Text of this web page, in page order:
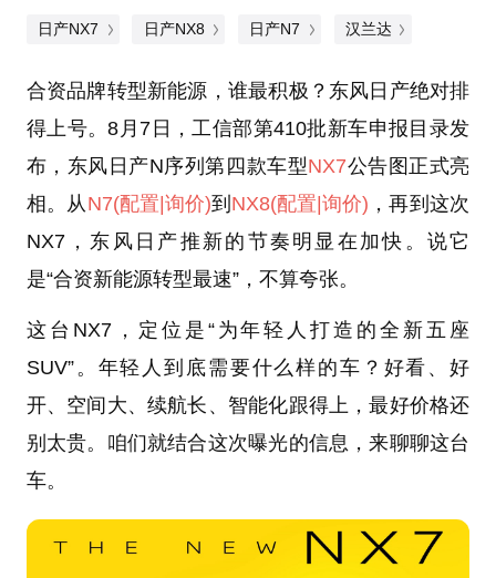
日产NX7 日产NX8 日产N7 汉兰达
合资品牌转型新能源，谁最积极？东风日产绝对排
得上号。8月7日，工信部第410批新车申报目录发
布，东风日产N序列第四款车型NX7公告图正式亮
相。从 N7(配置|询价)到 NX8(配置|询价) ，再到这次
NX7，东风日产推新的节奏明显在加快。说它
是“合资新能源转型最速”，不算夸张。
这台NX7，定位是“为年轻人打造的全新五座
SUV”。年轻人到底需要什么样的车？好看、好
开、空间大、续航长、智能化跟得上，最好价格还
别太贵。咱们就结合这次曝光的信息，来聊聊这台
车。